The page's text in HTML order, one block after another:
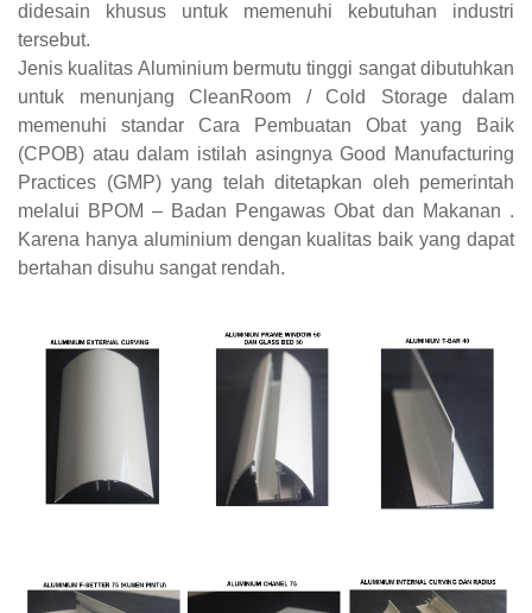
didesain khusus untuk memenuhi kebutuhan industri
tersebut.
Jenis kualitas Aluminium bermutu tinggi sangat dibutuhkan
untuk menunjang CleanRoom / Cold Storage dalam
memenuhi standar Cara Pembuatan Obat yang Baik
(CPOB) atau dalam istilah asingnya Good Manufacturing
Practices (GMP) yang telah ditetapkan oleh pemerintah
melalui BPOM – Badan Pengawas Obat dan Makanan .
Karena hanya aluminium dengan kualitas baik yang dapat
bertahan disuhu sangat rendah.